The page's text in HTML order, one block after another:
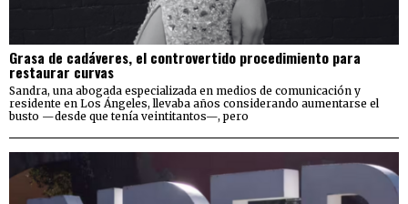
Grasa de cadáveres, el controvertido procedimiento para
restaurar curvas
Sandra, una abogada especializada en medios de comunicación y
residente en Los Ángeles, llevaba años considerando aumentarse el
busto —desde que tenía veintitantos—, pero